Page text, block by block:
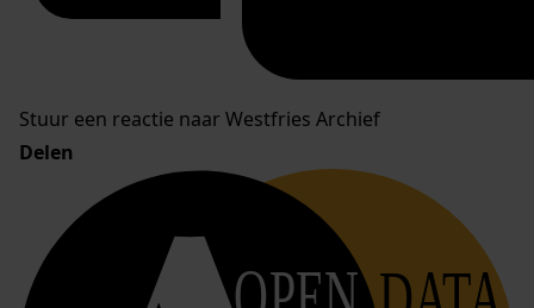
Stuur een reactie naar Westfries Archief
Delen